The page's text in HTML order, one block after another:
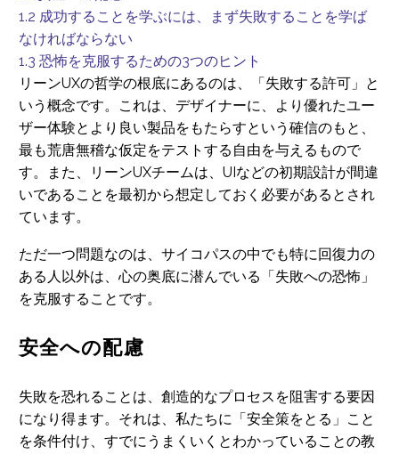
1.2 成功することを学ぶには、まず失敗することを学ば
なければならない
1.3 恐怖を克服するための3つのヒント
リーンUXの哲学の根底にあるのは、「失敗する許可」と
いう概念です。これは、デザイナーに、より優れたユー
ザー体験とより良い製品をもたらすという確信のもと、
最も荒唐無稽な仮定をテストする自由を与えるもので
す。また、リーンUXチームは、UIなどの初期設計が間違
いであることを最初から想定しておく必要があるとされ
ています。
ただ一つ問題なのは、サイコパスの中でも特に回復力の
ある人以外は、心の奥底に潜んでいる「失敗への恐怖」
を克服することです。
安全への配慮
失敗を恐れることは、創造的なプロセスを阻害する要因
になり得ます。それは、私たちに「安全策をとる」こと
を条件付け、すでにうまくいくとわかっていることの教